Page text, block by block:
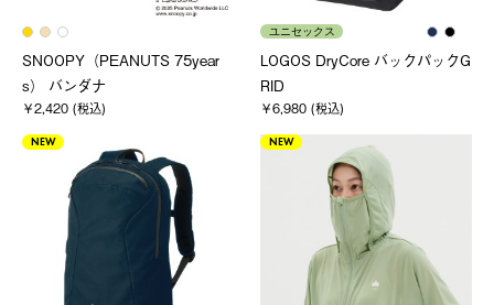
SNOOPY（PEANUTS 75year
s） バンダナ
￥2,420 (税込)
ユニセックス
LOGOS DryCore バックパックG
RID
￥6,980 (税込)
NEW NEW